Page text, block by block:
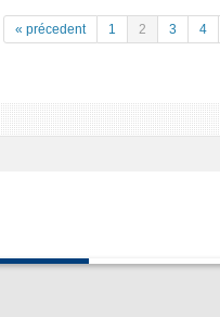
« précedent 1 2 3 4